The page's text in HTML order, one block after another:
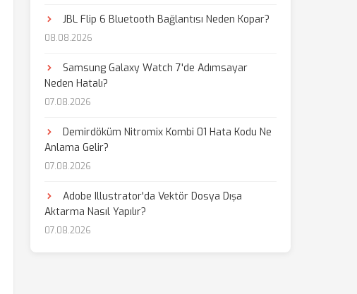
JBL Flip 6 Bluetooth Bağlantısı Neden Kopar?
08.08.2026
Samsung Galaxy Watch 7'de Adımsayar
Neden Hatalı?
07.08.2026
Demirdöküm Nitromix Kombi 01 Hata Kodu Ne
Anlama Gelir?
07.08.2026
Adobe Illustrator'da Vektör Dosya Dışa
Aktarma Nasıl Yapılır?
07.08.2026